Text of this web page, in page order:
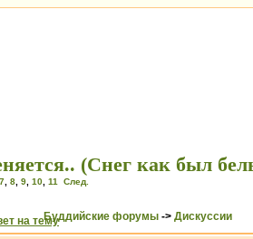
(Снег как был
7 8 9 10 11 След.
Буддийские форумы -> Дискуссии